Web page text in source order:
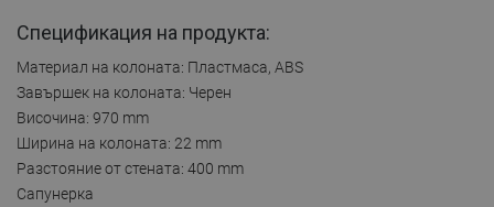
Спецификация на продукта:
Материал на колоната: Пластмаса, ABS
Завършек на колоната: Черен
Височина: 970 mm
Ширина на колоната: 22 mm
Разстояние от стената: 400 mm
Сапунерка